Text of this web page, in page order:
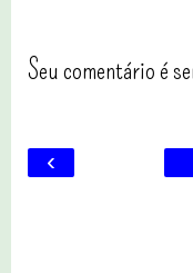
Seu comentário é
‹